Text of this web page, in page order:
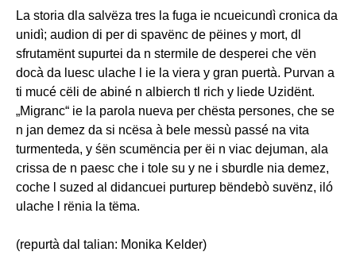
La storia dla salvëza tres la fuga ie ncueicundì cronica da
unidì; audion di per di spavënc de pëines y mort, dl
sfrutamënt supurtei da n stermile de desperei che vën
docà da luesc ulache l ie la viera y gran puertà. Purvan a
ti mucé cëli de abiné n albierch tl rich y liede Uzidënt.
„Migranc“ ie la parola nueva per chësta persones, che se
n jan demez da si ncësa à bele messù passé na vita
turmenteda, y śën scumëncia per ëi n viac dejuman, ala
crissa de n paesc che i tole su y ne i sburdle nia demez,
coche l suzed al didancuei purturep bëndebò suvënz, iló
ulache l rënia la tëma.
(repurtà dal talian: Monika Kelder)